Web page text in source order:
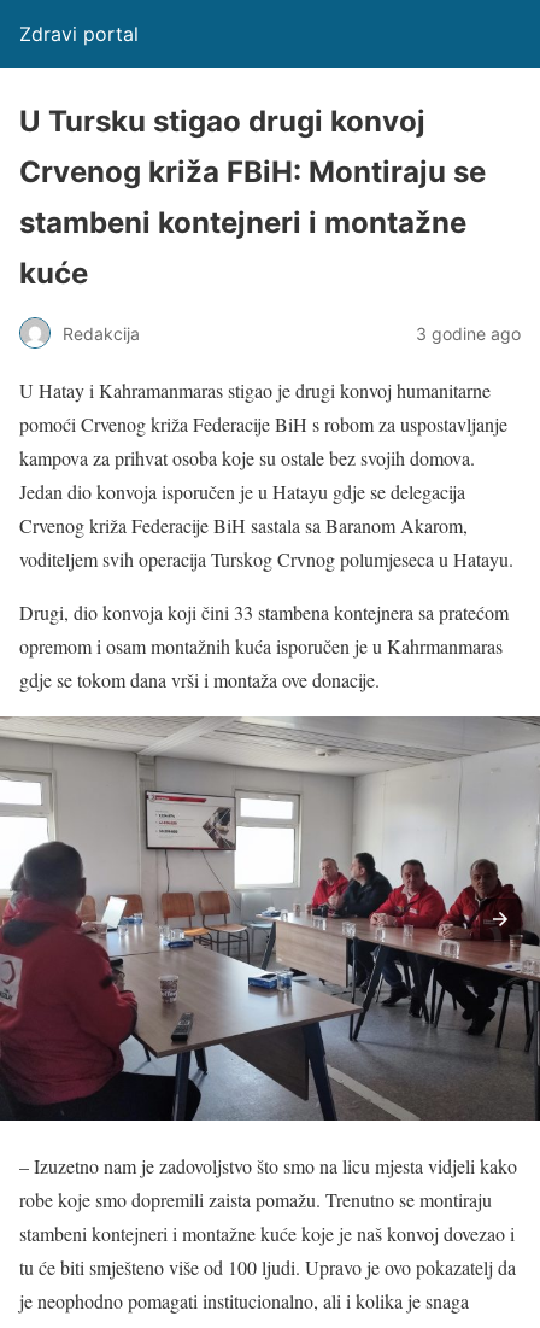
Zdravi portal
U Tursku stigao drugi konvoj
Crvenog križa FBiH: Montiraju se
stambeni kontejneri i montažne
kuće
Redakcija 3 godine ago
U Hatay i Kahramanmaras stigao je drugi konvoj humanitarne
pomoći Crvenog križa Federacije BiH s robom za uspostavljanje
kampova za prihvat osoba koje su ostale bez svojih domova.
Jedan dio konvoja isporučen je u Hatayu gdje se delegacija
Crvenog križa Federacije BiH sastala sa Baranom Akarom,
voditeljem svih operacija Turskog Crvnog polumjeseca u Hatayu.
Drugi, dio konvoja koji čini 33 stambena kontejnera sa pratećom
opremom i osam montažnih kuća isporučen je u Kahrmanmaras
gdje se tokom dana vrši i montaža ove donacije.
– Izuzetno nam je zadovoljstvo što smo na licu mjesta vidjeli kako
robe koje smo dopremili zaista pomažu. Trenutno se montiraju
stambeni kontejneri i montažne kuće koje je naš konvoj dovezao i
tu će biti smješteno više od 100 ljudi. Upravo je ovo pokazatelj da
je neophodno pomagati institucionalno, ali i kolika je snaga